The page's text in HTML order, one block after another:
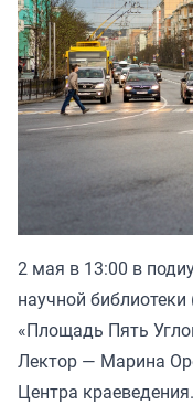
2 мая в 13:00 в
научной
«Площадь Пять
Лектор — Марина
Центра